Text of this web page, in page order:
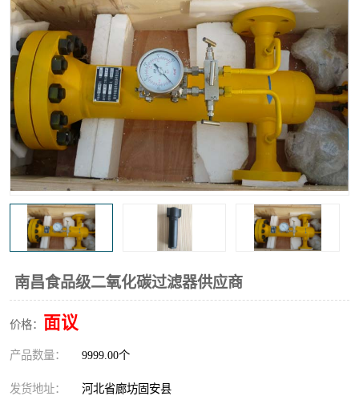
南昌食品级二氧化碳过滤器供应商
价格： 面议
产品数量： 9999.00个
发货地址： 河北省廊坊固安县
高炉煤气过滤器 替代进口过滤器
化工盐酸气聚结器 耐腐蚀除雾器滤芯